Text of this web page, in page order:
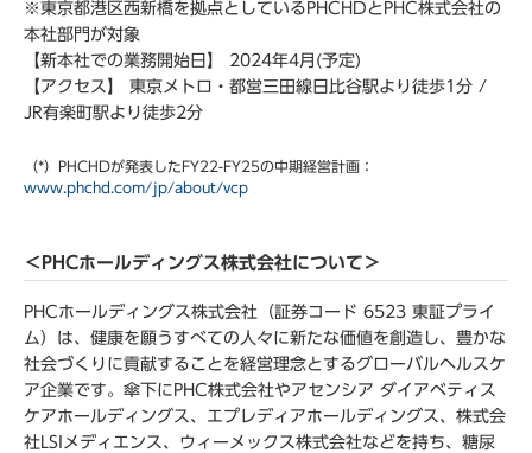
※東京都港区西新橋を拠点としているPHCHDとPHC株式会社の
本社部門が対象
【新本社での業務開始日】 2024年4月(予定)
【アクセス】 東京メトロ・都営三田線日比谷駅より徒歩1分 /
JR有楽町駅より徒歩2分
（*）PHCHDが発表したFY22-FY25の中期経営計画：
www.phchd.com/jp/about/vcp
＜PHCホールディングス株式会社について＞
PHCホールディングス株式会社（証券コード 6523 東証プライ
ム）は、健康を願うすべての人々に新たな価値を創造し、豊かな
社会づくりに貢献することを経営理念とするグローバルヘルスケ
ア企業です。傘下にPHC株式会社やアセンシア ダイアベティス
ケアホールディングス、エプレディアホールディングス、株式会
社LSIメディエンス、ウィーメックス株式会社などを持ち、糖尿